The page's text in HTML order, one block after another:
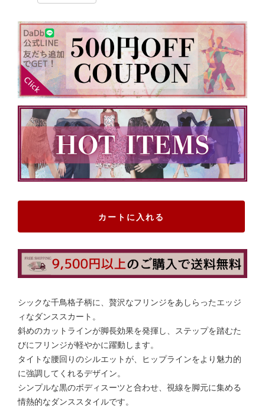
カートに入れる
シックな千鳥格子柄に、贅沢なフリンジをあしらったエッジ
ィなダンススカート。
斜めのカットラインが脚長効果を発揮し、ステップを踏むた
びにフリンジが軽やかに躍動します。
タイトな腰回りのシルエットが、ヒップラインをより魅力的
に強調してくれるデザイン。
シンプルな黒のボディスーツと合わせ、視線を脚元に集める
情熱的なダンススタイルです。